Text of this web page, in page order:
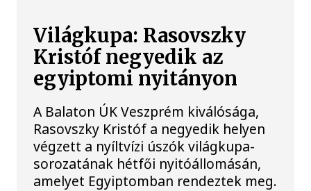
Világkupa: Rasovszky
Kristóf negyedik az
egyiptomi nyitányon
A Balaton ÚK Veszprém kiválósága,
Rasovszky Kristóf a negyedik helyen
végzett a nyíltvízi úszók világkupa-
sorozatának hétfői nyitóállomásán,
amelyet Egyiptomban rendeztek meg.